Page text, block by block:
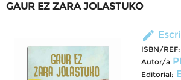
GAUR EZ ZARA JOLASTUKO
edit
ISBN/REF:
Autor/a
Editorial: